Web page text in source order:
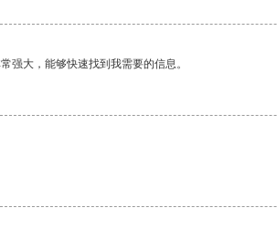
强大，能够快速找到我需要的信息。